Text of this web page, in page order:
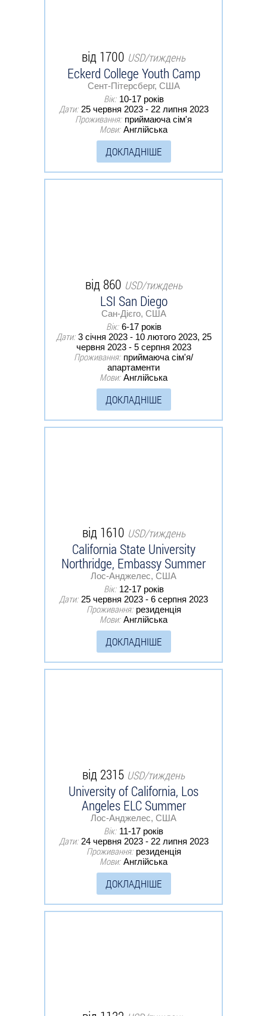
від 1700 USD/тиждень
Eckerd College Youth Camp
Сент-Пітерсберг, США
Вік: 10-17 років
Дати: 25 червня 2023 - 22 липня 2023
Проживання: приймаюча сім'я
Мови: Англійська
ДОКЛАДНІШЕ
від 860 USD/тиждень
LSI San Diego
Сан-Дієго, США
Вік: 6-17 років
Дати: 3 січня 2023 - 10 лютого 2023, 25
червня 2023 - 5 серпня 2023
Проживання: приймаюча сім'я/
апартаменти
Мови: Англійська
ДОКЛАДНІШЕ
від 1610 USD/тиждень
California State University
Northridge, Embassy Summer
Лос-Анджелес, США
Вік: 12-17 років
Дати: 25 червня 2023 - 6 серпня 2023
Проживання: резиденція
Мови: Англійська
ДОКЛАДНІШЕ
від 2315 USD/тиждень
University of California, Los
Angeles ELC Summer
Лос-Анджелес, США
Вік: 11-17 років
Дати: 24 червня 2023 - 22 липня 2023
Проживання: резиденція
Мови: Англійська
ДОКЛАДНІШЕ